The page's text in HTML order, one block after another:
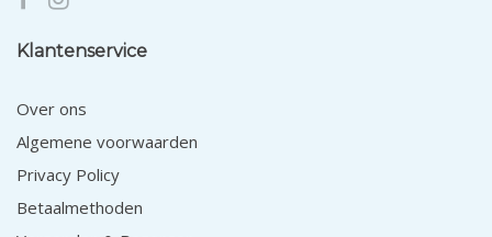
Klantenservice
Over ons
Algemene voorwaarden
Privacy Policy
Betaalmethoden